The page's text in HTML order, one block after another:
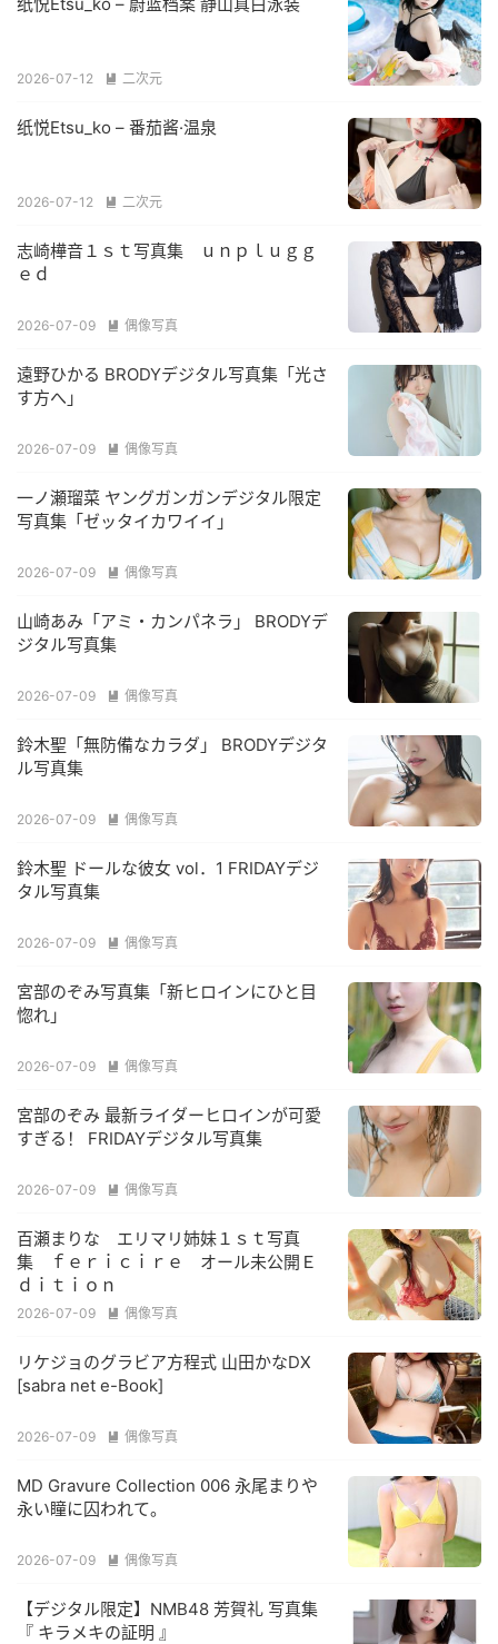
2026-07-12  二次元
纸悦Etsu_ko – 番茄酱·温泉
2026-07-12  二次元
志崎樺音１ｓｔ写真集 ｕｎｐｌｕｇｇ
ｅｄ
2026-07-09  偶像写真
遠野ひかる BRODYデジタル写真集「光さ
す方へ」
2026-07-09  偶像写真
一ノ瀬瑠菜 ヤングガンガンデジタル限定
写真集「ゼッタイカワイイ」
2026-07-09  偶像写真
山崎あみ「アミ・カンパネラ」 BRODYデ
ジタル写真集
2026-07-09  偶像写真
鈴木聖「無防備なカラダ」 BRODYデジタ
ル写真集
2026-07-09  偶像写真
鈴木聖 ドールな彼女 vol．1 FRIDAYデジ
タル写真集
2026-07-09  偶像写真
宮部のぞみ写真集「新ヒロインにひと目
惚れ」
2026-07-09  偶像写真
宮部のぞみ 最新ライダーヒロインが可愛
すぎる！ FRIDAYデジタル写真集
2026-07-09  偶像写真
百瀬まりな エリマリ姉妹１ｓｔ写真
集 ｆｅｒｉｃｉｒｅ オール未公開Ｅ
ｄｉｔｉｏｎ
2026-07-09  偶像写真
リケジョのグラビア方程式 山田かなDX
[sabra net e-Book]
2026-07-09  偶像写真
MD Gravure Collection 006 永尾まりや
永い瞳に囚われて。
2026-07-09  偶像写真
【デジタル限定】NMB48 芳賀礼 写真集
『 キラメキの証明 』